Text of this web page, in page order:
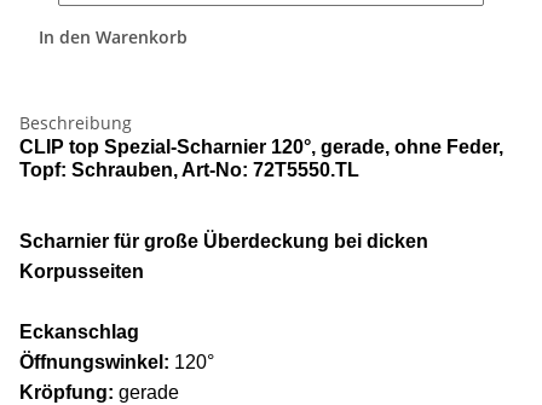
In den Warenkorb
Beschreibung
CLIP top Spezial-Scharnier 120°, gerade, ohne Feder,
Topf: Schrauben, Art-No: 72T5550.TL
Scharnier für große Überdeckung bei dicken
Korpusseiten
Eckanschlag
Öffnungswinkel: 120°
Kröpfung: gerade